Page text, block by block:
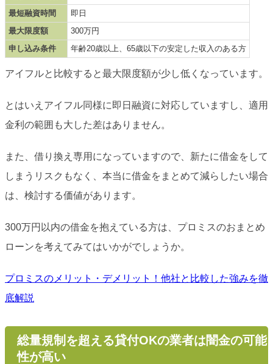
最短融資時間
即日
最大限度額
300万円
申し込み条件
年齢20歳以上、65歳以下の安定した収入のある方
アイフルと比較すると最大限度額が少し低くなっています。
とはいえアイフル同様に即日融資に対応していますし、適用
金利の範囲も大した差はありません。
また、借り換え専用になっていますので、新たに借金をして
しまうリスクもなく、本当に借金をまとめて減らしたい場合
は、検討する価値があります。
300万円以内の借金を抱えている方は、プロミスのおまとめ
ローンを考えてみてはいかがでしょうか。
プロミスのメリット・デメリット！他社と比較した強みを徹
底解説
総量規制を超える貸付OKの業者は闇金の可能
性が高い